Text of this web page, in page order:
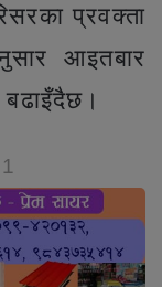
प्रवक्ता
आइतबार